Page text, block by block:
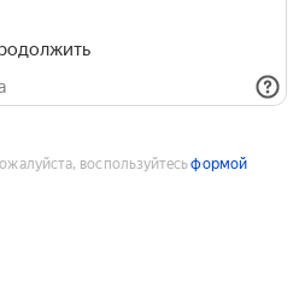
воспользуйтесьформой